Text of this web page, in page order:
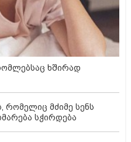
ხშირად
რომელიც მძიმე სენს
სჭირდება